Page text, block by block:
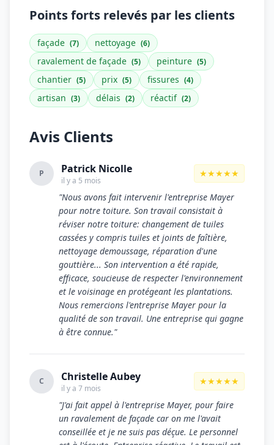
Points forts relevés par les clients
façade (7) nettoyage (6)
ravalement de façade (5) peinture (5)
chantier (5) prix (5) fissures (4)
artisan (3) délais (2) réactif (2)
Avis Clients
P Patrick Nicolle
il y a 5 mois
★★★★★
"Nous avons fait intervenir l'entreprise Mayer
pour notre toiture. Son travail consistait à
réviser notre toiture: changement de tuiles
cassées y compris tuiles et joints de faîtière,
nettoyage demoussage, réparation d'une
gouttière... Son intervention a été rapide,
efficace, soucieuse de respecter l'environnement
et le voisinage en protégeant les plantations.
Nous remercions l'entreprise Mayer pour la
qualité de son travail. Une entreprise qui gagne
à être connue."
C Christelle Aubey
il y a 7 mois
★★★★★
"J'ai fait appel à l'entreprise Mayer, pour faire
un ravalement de façade car on me l'avait
conseillée et je ne suis pas déçue. Le personnel